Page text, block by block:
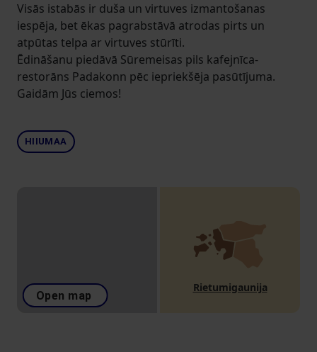
Visās istabās ir duša un virtuves izmantošanas
iespēja, bet ēkas pagrabstāvā atrodas pirts un
atpūtas telpa ar virtuves stūrīti.
Ēdināšanu piedāvā Sūremeisas pils kafejnīca-
restorāns Padakonn pēc iepriekšēja pasūtījuma.
Gaidām Jūs ciemos!
HIIUMAA
Open map
Rietumigaunija